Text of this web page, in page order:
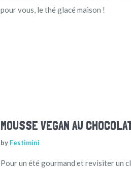
pour vous, le thé glacé maison !
MOUSSE VEGAN AU
by Festimini
Pour un été gourmand et revisiter un